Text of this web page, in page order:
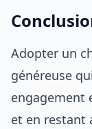
Adopter un
généreuse
engagement
et en restant